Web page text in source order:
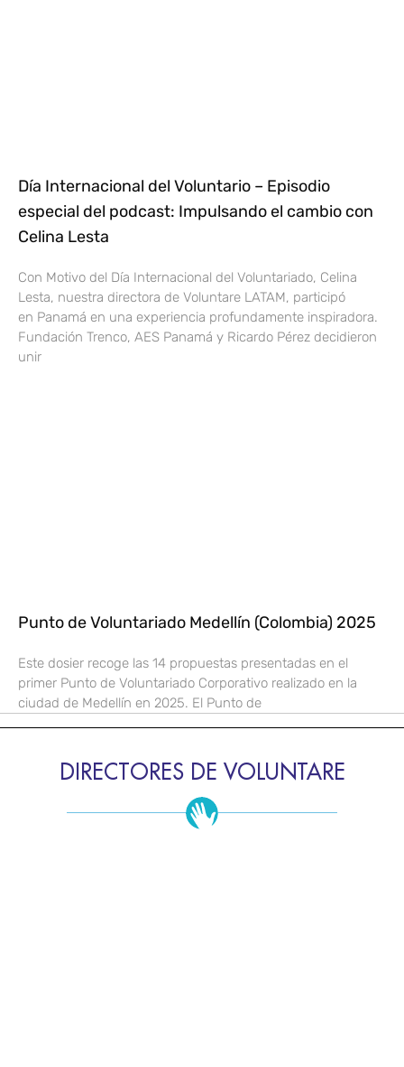
Día Internacional del Voluntario – Episodio
especial del podcast: Impulsando el cambio con
Celina Lesta
Con Motivo del Día Internacional del Voluntariado, Celina
Lesta, nuestra directora de Voluntare LATAM, participó
en Panamá en una experiencia profundamente inspiradora.
Fundación Trenco, AES Panamá y Ricardo Pérez decidieron
unir
Punto de Voluntariado Medellín (Colombia) 2025
Este dosier recoge las 14 propuestas presentadas en el
primer Punto de Voluntariado Corporativo realizado en la
ciudad de Medellín en 2025. El Punto de
DIRECTORES DE VOLUNTARE